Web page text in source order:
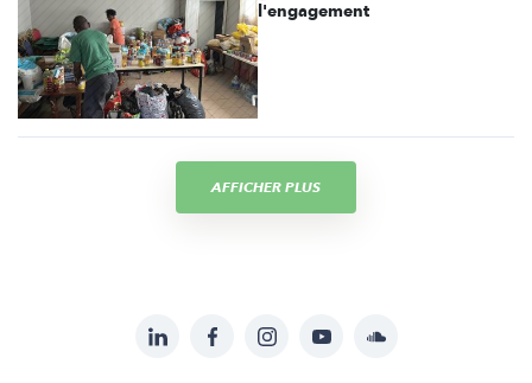
l'engagement
AFFICHER PLUS
LinkedInFacebookInstagramYouTubeSoundcloud